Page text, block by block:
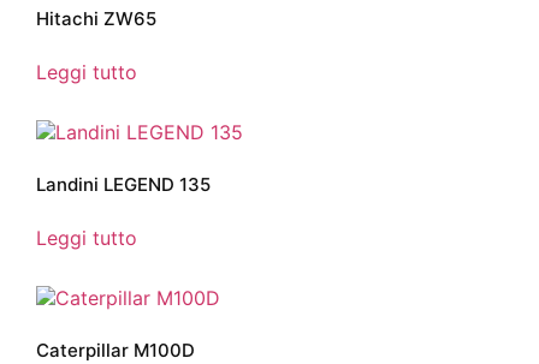
Hitachi ZW65
Leggi tutto
Landini LEGEND 135
Leggi tutto
Caterpillar M100D